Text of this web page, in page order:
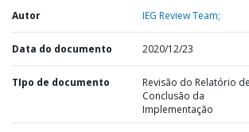
Autor IEG Review Team;
Data do documento 2020/12/23
TIpo de documento
Revisão do Relatório de
Conclusão da
Implementação